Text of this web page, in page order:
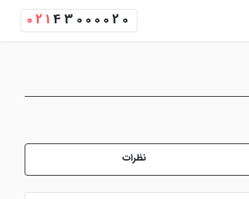
021 43000020
نظرات